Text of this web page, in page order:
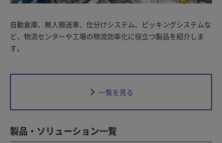
自動倉庫、無人搬送車、仕分けシステム、ピッキングシステムな
ど、物流センターや工場の物流効率化に役立つ製品を紹介しま
す。
一覧を見る
製品・ソリューション一覧​